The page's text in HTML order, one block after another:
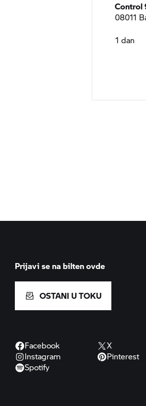
Control
08011
1 dan
Prijavi se na bilten ovde
OSTANI U TOKU
Facebook X
Instagram
Pinterest
Spotify